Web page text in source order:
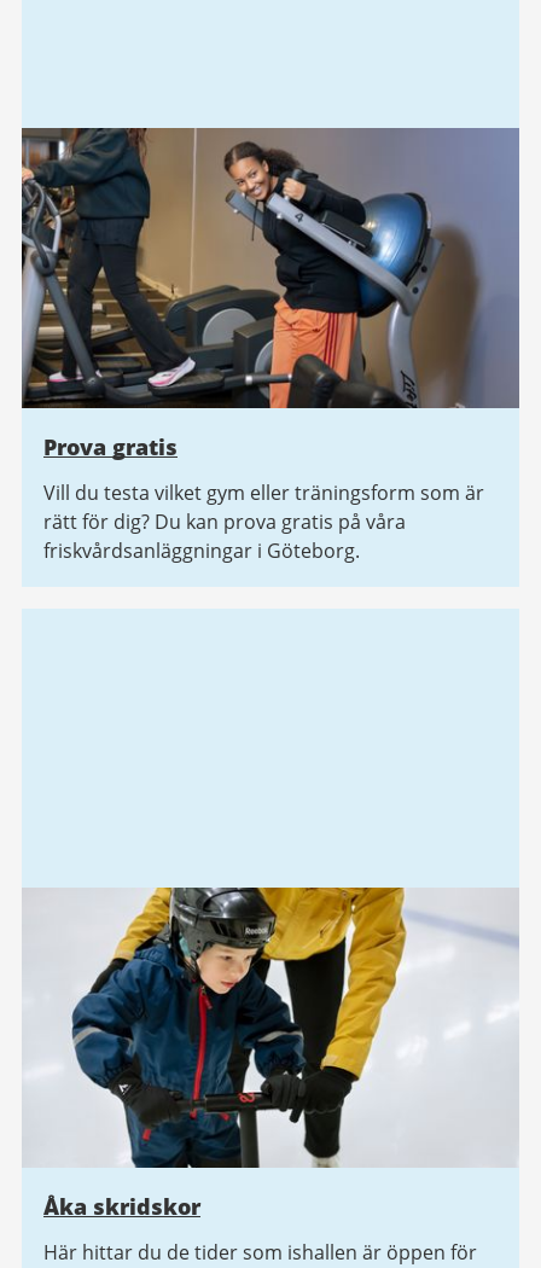
Prova gratis
Vill du testa vilket gym eller träningsform som är
rätt för dig? Du kan prova gratis på våra
friskvårdsanläggningar i Göteborg.
Åka skridskor
Här hittar du de tider som ishallen är öppen för